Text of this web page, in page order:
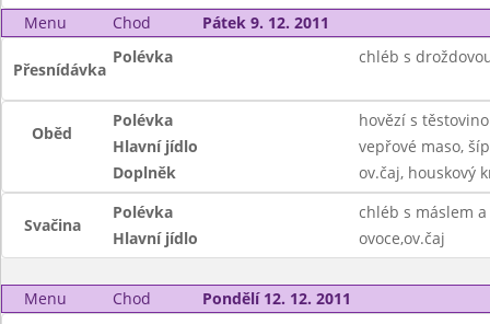
Menu
Chod Pátek 9. 12. 2011
Přesnídávka
Polévka chléb s
Oběd
Polévka
hovězí s
Hlavní jídlo
vepřové maso,
Doplněk
ov.čaj, houskový
Svačina
Polévka
chléb s máslem a
Hlavní jídlo
ovoce,ov.čaj
Menu Chod Pondělí 12. 12. 2011